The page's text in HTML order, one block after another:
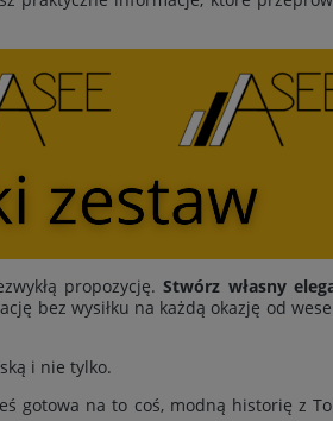
propozycję.Stwórz własny
bez wysiłku na każdą okazję od
i nie tylko.
gotowa na to coś, modną historię z